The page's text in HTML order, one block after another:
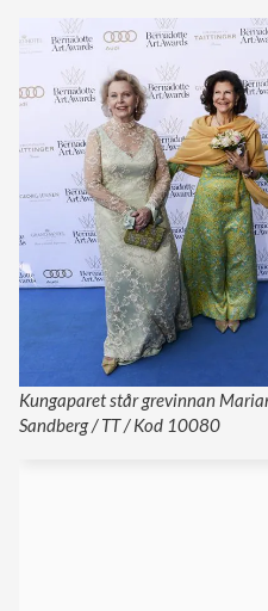
Kungaparet står grevinnan
Sandberg / TT / Kod 10080